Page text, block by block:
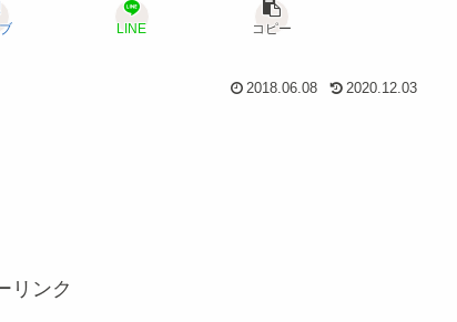
LINE コピー
2018.06.08 2020.12.03
リンク